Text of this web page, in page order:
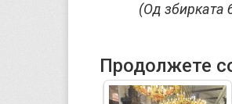
(Од збирката
Продолжете